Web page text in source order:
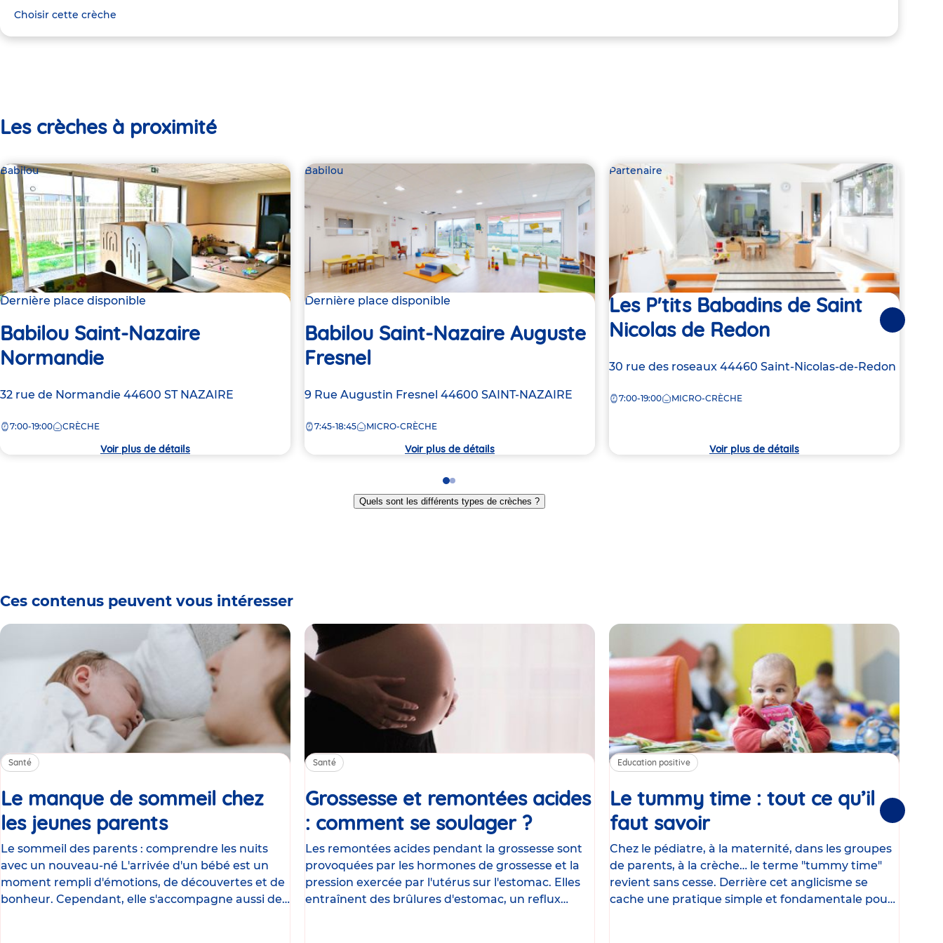
Choisir cette crèche
Les crèches à proximité
Babilou
Dernière place disponible
Babilou Saint-Nazaire
Normandie
Adresse
la
32 rue de Normandie 44600 ST NAZAIRE
7:00-19:00 CRÈCHE
Voir plus de détails
Babilou
Dernière place disponible
Babilou Saint-Nazaire Auguste
Fresnel
Adresse
la
9 Rue Augustin Fresnel 44600 SAINT-NAZAIRE
7:45-18:45 MICRO-CRÈCHE
Voir plus de détails
Partenaire
Les P'tits Babadins de Saint
Nicolas de Redon
Adresse
la
30 rue des roseaux 44460 Saint-Nicolas-de-Redon
7:00-19:00 MICRO-CRÈCHE
Voir plus de détails
Suivantes
Go
to
slide
Go
to
slide
Quels sont les différents types de crèches ?
Ces contenus peuvent vous intéresser
Santé
Le manque de sommeil chez
les jeunes parentsArticle
Le sommeil des parents : comprendre les nuits
avec un nouveau-né L'arrivée d'un bébé est un
moment rempli d'émotions, de découvertes et de
bonheur. Cependant, elle s'accompagne aussi de
Santé
Grossesse et remontées acides
: comment se soulager ?Article
Les remontées acides pendant la grossesse sont
provoquées par les hormones de grossesse et la
pression exercée par l'utérus sur l'estomac. Elles
entraînent des brûlures d'estomac, un reflux
Education positive
Le tummy time : tout ce qu’il
faut savoirArticle
Chez le pédiatre, à la maternité, dans les groupes
de parents, à la crèche… le terme "tummy time"
revient sans cesse. Derrière cet anglicisme se
cache une pratique simple et fondamentale pour
Suivantes